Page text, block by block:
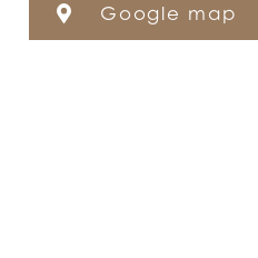
Google map